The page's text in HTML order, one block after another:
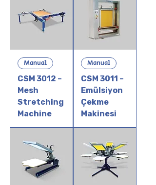
Manual
CSM 3012 –
Mesh
Stretching
Machine
Manual
CSM 3011 –
Emülsiyon
Çekme
Makinesi